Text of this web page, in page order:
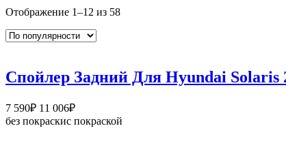
Отображение 1–12 из 58
Спойлер Задний Для Hyundai Solaris
7 590₽ 11 006₽Диапазон
цен:
без покраскис покраской